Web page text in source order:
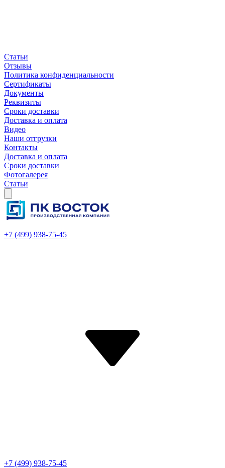
Статьи
Отзывы
Политика конфиденциальности
Сертификаты
Документы
Реквизиты
Сроки доставки
Доставка и оплата
Видео
Наши отгрузки
Контакты
Доставка и оплата
Сроки доставки
Фотогалерея
Статьи
+7 (499) 938-75-45
+7 (499) 938-75-45